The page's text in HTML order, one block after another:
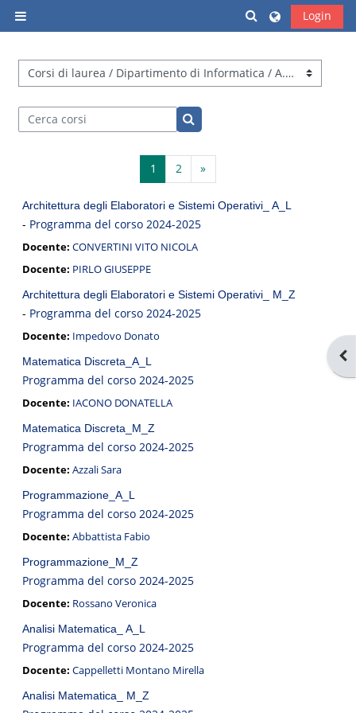
Pannello laterale
Attiva/disattiva
Login
Categorie di corso
Cerca corsi
Cerca corsi
1 Pagina 1
2Pagina 2
»Pagina successiva
Architettura degli Elaboratori e Sistemi Operativi_ A_L
- Programma del corso 2024-2025
Docente: CONVERTINI VITO NICOLA
Docente: PIRLO GIUSEPPE
Architettura degli Elaboratori e Sistemi Operativi_ M_Z
- Programma del corso 2024-2025
Docente: Impedovo Donato
Matematica Discreta_A_L
Programma del corso 2024-2025
Docente: IACONO DONATELLA
Matematica Discreta_M_Z
Programma del corso 2024-2025
Docente: Azzali Sara
Programmazione_A_L
Programma del corso 2024-2025
Docente: Abbattista Fabio
Programmazione_M_Z
Programma del corso 2024-2025
Docente: Rossano Veronica
Analisi Matematica_ A_L
Programma del corso 2024-2025
Docente: Cappelletti Montano Mirella
Analisi Matematica_ M_Z